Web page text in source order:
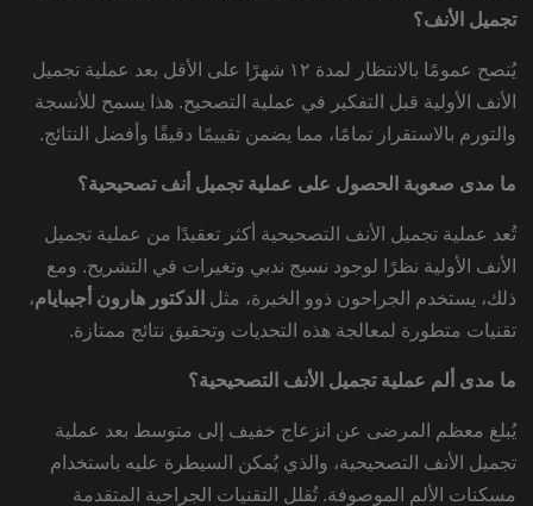
تجميل الأنف؟
يُنصح عمومًا بالانتظار لمدة ١٢ شهرًا على الأقل بعد عملية تجميل
الأنف الأولية قبل التفكير في عملية التصحيح. هذا يسمح للأنسجة
والتورم بالاستقرار تمامًا، مما يضمن تقييمًا دقيقًا وأفضل النتائج.
ما مدى صعوبة الحصول على عملية تجميل أنف تصحيحية؟
تُعد عملية تجميل الأنف التصحيحية أكثر تعقيدًا من عملية تجميل
الأنف الأولية نظرًا لوجود نسيج ندبي وتغيرات في التشريح. ومع
ذلك، يستخدم الجراحون ذوو الخبرة، مثل الدكتور هارون أجيبايام،
تقنيات متطورة لمعالجة هذه التحديات وتحقيق نتائج ممتازة.
ما مدى ألم عملية تجميل الأنف التصحيحية؟
يُبلغ معظم المرضى عن انزعاج خفيف إلى متوسط ​​بعد عملية
تجميل الأنف التصحيحية، والذي يُمكن السيطرة عليه باستخدام
مسكنات الألم الموصوفة. تُقلل التقنيات الجراحية المتقدمة